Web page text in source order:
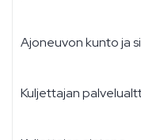
Ajoneuvon kunto ja
Kuljettajan